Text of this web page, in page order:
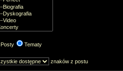
Posty Tematy
znaków z postu